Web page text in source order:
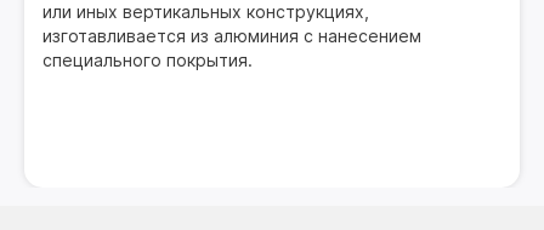
или иных вертикальных конструкциях,
изготавливается из алюминия с нанесением
специального покрытия.